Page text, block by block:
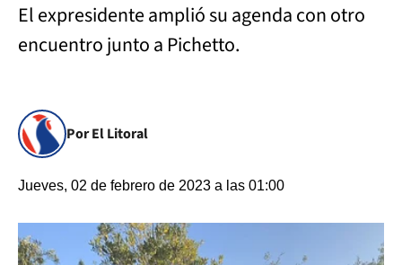
El expresidente amplió su agenda con otro
encuentro junto a Pichetto.
Por El Litoral
Jueves, 02 de febrero de 2023 a las 01:00